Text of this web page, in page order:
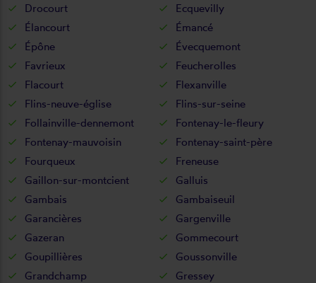
Drocourt
Ecquevilly
Élancourt
Émancé
Épône
Évecquemont
Favrieux
Feucherolles
Flacourt
Flexanville
Flins-neuve-église
Flins-sur-seine
Follainville-dennemont
Fontenay-le-fleury
Fontenay-mauvoisin
Fontenay-saint-père
Fourqueux
Freneuse
Gaillon-sur-montcient
Galluis
Gambais
Gambaiseuil
Garancières
Gargenville
Gazeran
Gommecourt
Goupillières
Goussonville
Grandchamp
Gressey